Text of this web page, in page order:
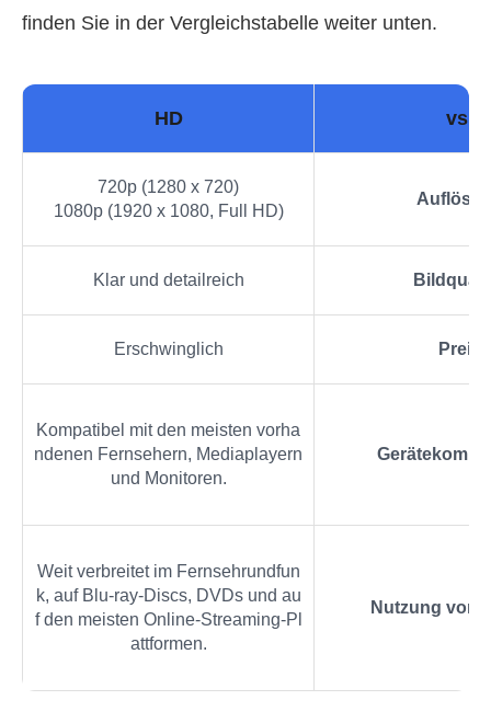
finden Sie in der Vergleichstabelle weiter unten.
HD vs.
720p (1280 x 720)
1080p (1920 x 1080, Full HD)
Klar und detailreich
Erschwinglich Preis
Kompatibel mit den meisten vorha
ndenen Fernsehern, Mediaplayern
und Monitoren.
Weit verbreitet im Fernsehrundfun
k, auf Blu-ray-Discs, DVDs und au
f den meisten Online-Streaming-Pl
attformen.
Nutzung von